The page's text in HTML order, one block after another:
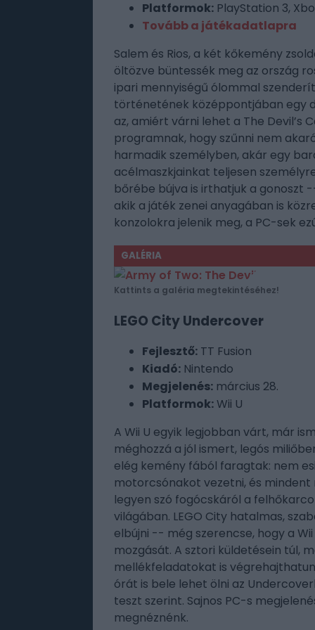
Platformok: PlayStation 3,
Tovább a játékadatlapra
Salem és Rios, a két kőkemény
öltözve büntessék meg az ország
ipari mennyiségű ólommal
történetének középpontjában egy
az, amiért várni lehet a The Devil’s
programnak, hogy szűnni nem
harmadik személyben, akár egy
acélmaszkjainkat teljesen
bőrébe bújva is irthatjuk a gonoszt
akik a játék zenei anyagában is
konzolokra jelenik meg, a PC-sek
GALÉRIA
Kattints a galéria megtekintéséhez!
LEGO City Undercover
Fejlesztő: TT Fusion
Kiadó: Nintendo
Megjelenés: március 28.
Platformok:Wii U
A Wii U egyik legjobban várt, már
méghozzá a jól ismert, legós
elég kemény fából faragtak: nem
motorcsónakot vezetni, és mindent
legyen szó fogócskáról a
világában. LEGO City hatalmas,
elbújni -- még szerencse, hogy a
mozgását. A sztori küldetésein túl,
mellékfeladatokat is
órát is bele lehet ölni az
teszt szerint. Sajnos PC-s
megnéznénk.